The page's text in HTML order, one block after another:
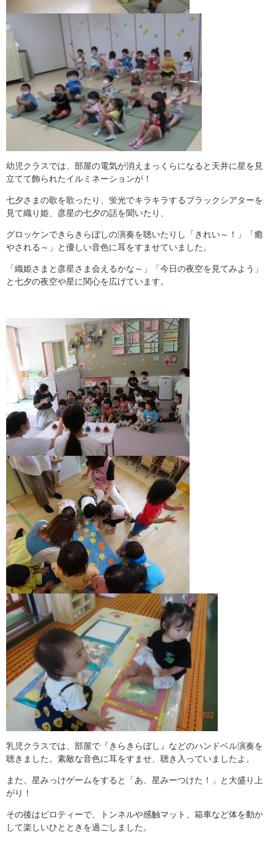
幼児クラスでは、部屋の電気が消えまっくらになると天井に星を見
立てて飾られたイルミネーションが！
七夕さまの歌を歌ったり、蛍光でキラキラするブラックシアターを
見て織り姫、彦星の七夕の話を聞いたり、
グロッケンできらきらぼしの演奏を聴いたりし「きれい～！」「癒
やされる～」と優しい音色に耳をすませていました。
「織姫さまと彦星さま会えるかな～」「今日の夜空を見てみよう」
と七夕の夜空や星に関心を広げています。
乳児クラスでは、部屋で『きらきらぼし』などのハンドベル演奏を
聴きました。素敵な音色に耳をすませ、聴き入っていましたよ。
また、星みっけゲームをすると「あ、星みーつけた！」と大盛り上
がり！
その後はピロティーで、トンネルや感触マット、箱車など体を動か
して楽しいひとときを過ごしました。